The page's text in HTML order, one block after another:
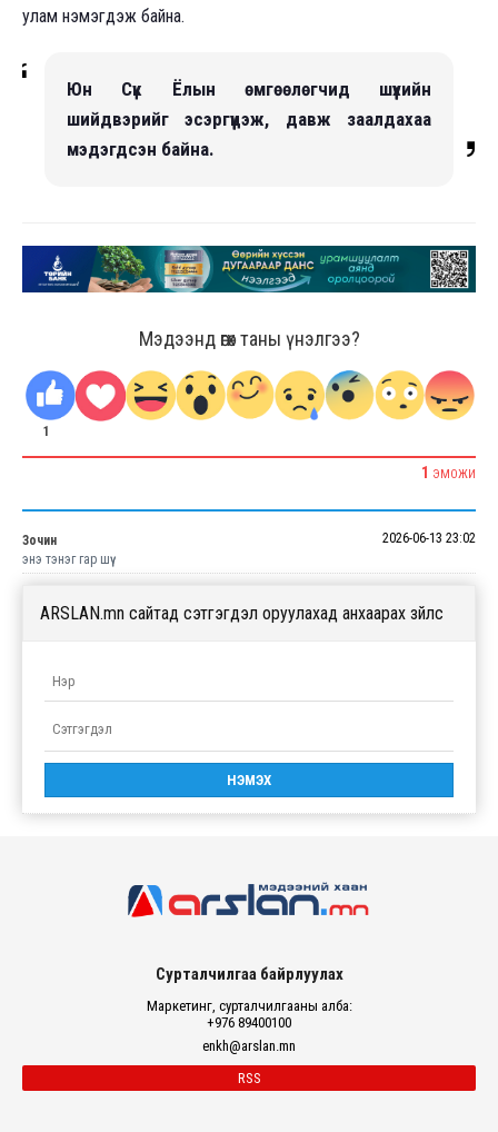
улам нэмэгдэж байна.
Юн Сүк Ёлын өмгөөлөгчид шүүхийн
шийдвэрийг эсэргүүцэж, давж заалдахаа
мэдэгдсэн байна.
Мэдээнд өгөх таны үнэлгээ?
1
1 ЭМОЖИ
Зочин
2026-06-13 23:02
энэ тэнэг гар шүү
ARSLAN.mn сайтад сэтгэгдэл оруулахад анхаарах зүйлс
Сурталчилгаа байрлуулах
Маркетинг, сурталчилгааны алба:
+976 89400100
enkh@arslan.mn
RSS